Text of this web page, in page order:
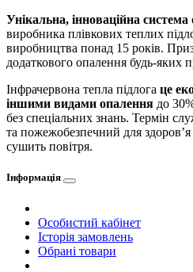
Унікальна, інноваційна
виробника плівкових теплих
виробництва понад 15 років.
додаткового опалення будь-яких
Інфрачервона тепла підлога це
іншими видами опалення до
без спеціальних знань. Термін
та пожежобезпечний для
сушить повітря.
Інформація
Особистий кабінет
Історія замовлень
Обрані товари